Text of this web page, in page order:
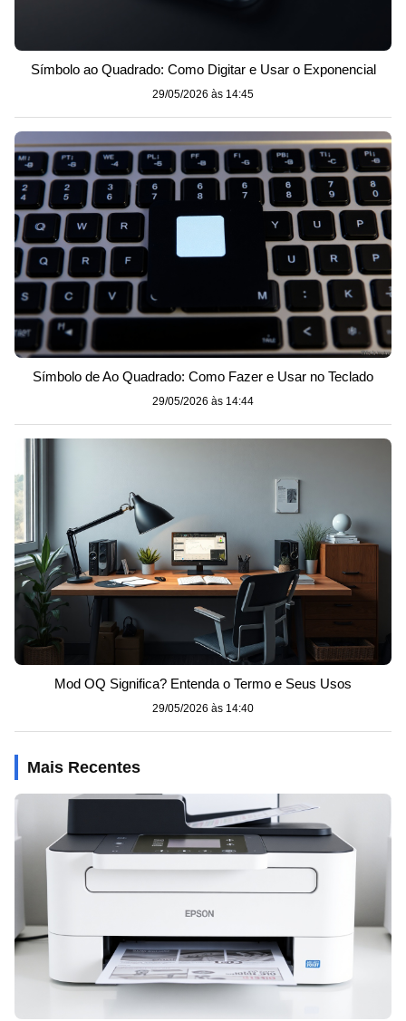
Símbolo ao Quadrado: Como Digitar e Usar o Exponencial
29/05/2026 às 14:45
Símbolo de Ao Quadrado: Como Fazer e Usar no Teclado
29/05/2026 às 14:44
Mod OQ Significa? Entenda o Termo e Seus Usos
29/05/2026 às 14:40
Mais Recentes